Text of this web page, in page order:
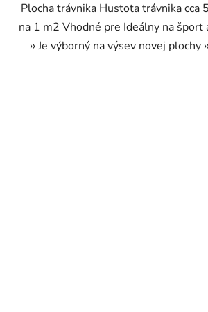
Plocha trávnika Hustota trávnika cca
na 1 m2 Vhodné pre Ideálny na šport
›› Je výborný na výsev novej plochy